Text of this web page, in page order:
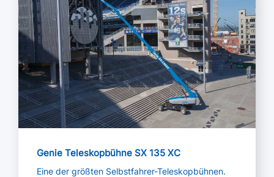
Genie Teleskopbühne SX 135 XC
Eine der größten Selbstfahrer-Teleskopbühnen.